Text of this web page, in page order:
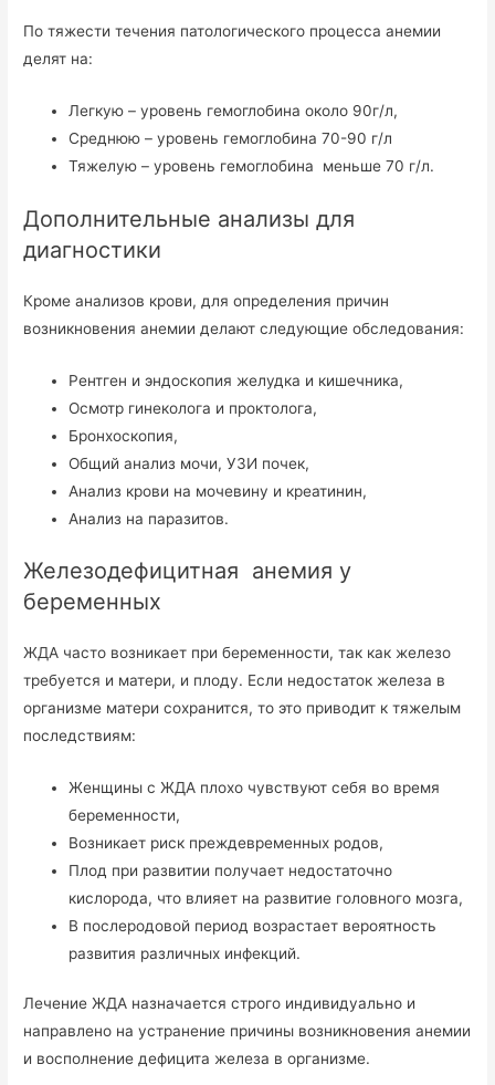
По тяжести течения патологического процесса анемии
делят на:
Легкую – уровень гемоглобина около 90г/л,
Среднюю – уровень гемоглобина 70-90 г/л
Тяжелую – уровень гемоглобина меньше 70 г/л.
Дополнительные анализы для
диагностики
Кроме анализов крови, для определения причин
возникновения анемии делают следующие обследования:
Рентген и эндоскопия желудка и кишечника,
Осмотр гинеколога и проктолога,
Бронхоскопия,
Общий анализ мочи, УЗИ почек,
Анализ крови на мочевину и креатинин,
Анализ на паразитов.
Железодефицитная анемия у
беременных
ЖДА часто возникает при беременности, так как железо
требуется и матери, и плоду. Если недостаток железа в
организме матери сохранится, то это приводит к тяжелым
последствиям:
Женщины с ЖДА плохо чувствуют себя во время
беременности,
Возникает риск преждевременных родов,
Плод при развитии получает недостаточно
кислорода, что влияет на развитие головного мозга,
В послеродовой период возрастает вероятность
развития различных инфекций.
Лечение ЖДА назначается строго индивидуально и
направлено на устранение причины возникновения анемии
и восполнение дефицита железа в организме.